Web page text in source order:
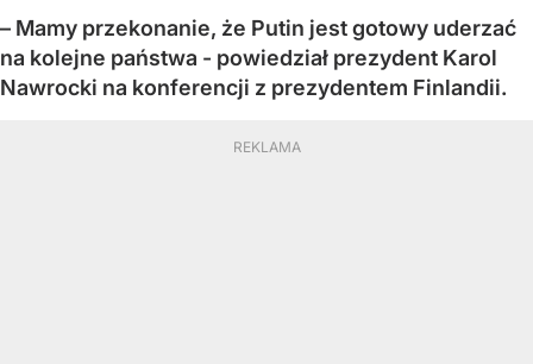
– Mamy przekonanie, że Putin jest gotowy uderzać
na kolejne państwa - powiedział prezydent Karol
Nawrocki na konferencji z prezydentem Finlandii.